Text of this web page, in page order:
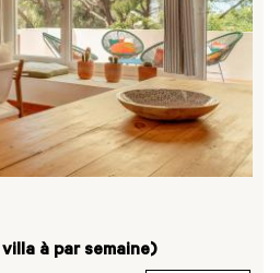
à par semaine)